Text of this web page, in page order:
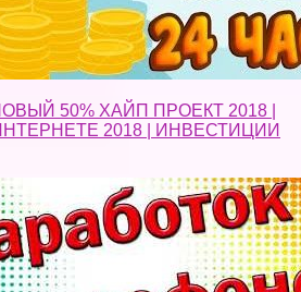
50% ХАЙП ПРОЕКТ 2018 |
2018 | ИНВЕСТИЦИИ